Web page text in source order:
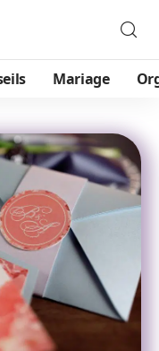
Mariage